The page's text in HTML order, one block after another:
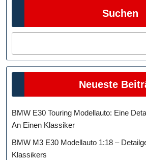
Suchen
Neueste
BMW E30 Touring Modellauto: Eine
An Einen Klassiker
BMW M3 E30 Modellauto 1:18 –
Klassikers